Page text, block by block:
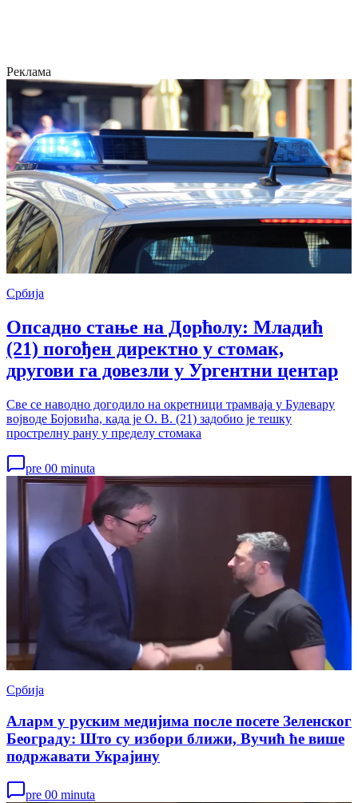
Реклама
Србија
Опсадно стање на Дорћолу: Младић
(21) погођен директно у стомак,
другови га довезли у Ургентни центар
Све се наводно догодило на окретници трамваја у Булевару
војводе Бојовића, када је О. В. (21) задобио је тешку
прострелну рану у пределу стомака
pre 00 minuta
Србија
Аларм у руским медијима после посете Зеленског
Београду: Што су избори ближи, Вучић ће више
подржавати Украјину
pre 00 minuta